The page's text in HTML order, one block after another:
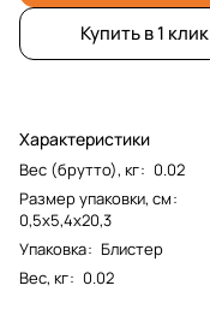
Купить в 1 клик
Характеристики
Вес (брутто), кг: 0.02
Размер упаковки, см:
0,5х5,4х20,3
Упаковка: Блистер
Вес, кг: 0.02